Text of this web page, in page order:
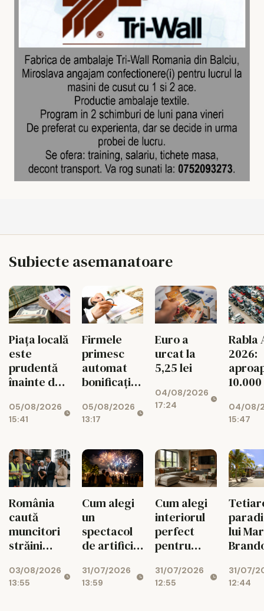
Subiecte asemanatoare
Piața locală
este
prudentă
înainte de
Moody's
05/08/2026
15:41
Firmele
primesc
automat
bonificația
impozit
05/08/2026
13:17
Euro a
urcat la
5,25 lei
04/08/2026
17:24
Rabla
2026:
04/08/
15:47
România
caută
muncitori
străini
de meserii
03/08/2026
13:55
Cum alegi
un
spectacol
de artificii
în 2026
31/07/2026
13:59
Cum alegi
interiorul
perfect
pentru
31/07/2026
12:55
lui
ajnge
31/07/
12:44